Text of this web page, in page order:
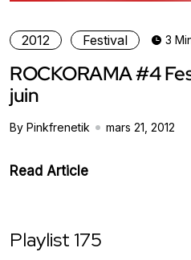
2012 Festival 3
ROCKORAMA #4
juin
By Pinkfrenetik mars 21, 2012
Read Article
Playlist 175